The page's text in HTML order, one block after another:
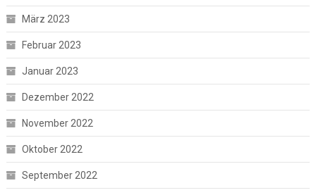
März 2023
Februar 2023
Januar 2023
Dezember 2022
November 2022
Oktober 2022
September 2022